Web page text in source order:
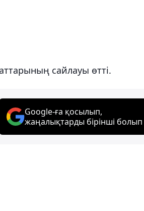
сайлауы өтті.
Google-ға қосылып,
жаңалықтарды бірінші